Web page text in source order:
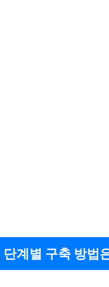
계별 구축 방법